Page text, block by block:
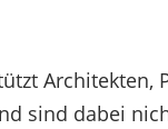
Architekten,
sind dabei